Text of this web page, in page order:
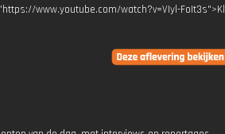
www.youtube.com/watch?v=VIyl-